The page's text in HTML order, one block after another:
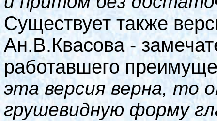
Существует также
Ан.В.Квасова -
работавшего
эта версия верна, то
грушевидную форму